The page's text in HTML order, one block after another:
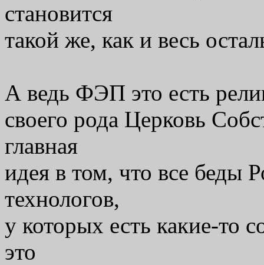
становится
такой же, как и весь
А ведь ФЭП это есть
своего рода Церковь
главная
идея в том, что все беды
технологов,
у которых есть какие-то
это